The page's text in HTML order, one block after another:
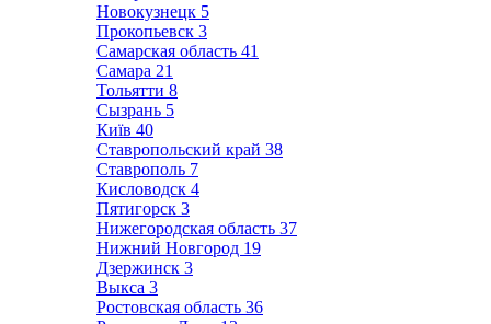
Новокузнецк 5
Прокопьевск 3
Самарская область 41
Самара 21
Тольятти 8
Сызрань 5
Київ 40
Ставропольский край 38
Ставрополь 7
Кисловодск 4
Пятигорск 3
Нижегородская область 37
Нижний Новгород 19
Дзержинск 3
Выкса 3
Ростовская область 36